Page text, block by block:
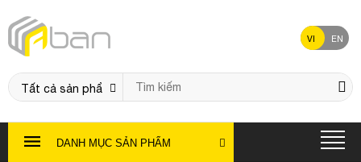
VI EN
DANH MỤC SẢN PHẨM